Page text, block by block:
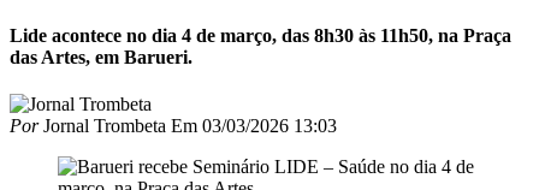
Lide acontece no dia 4 de março, das 8h30 às 11h50, na Praça
das Artes, em Barueri.
PorJornal Trombeta Em 03/03/2026 13:03